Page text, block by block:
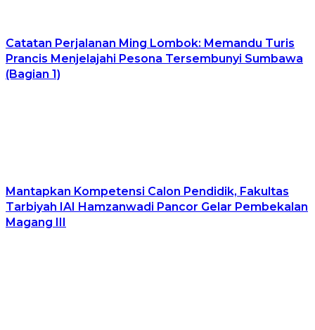
​Catatan Perjalanan Ming Lombok: Memandu Turis
Prancis Menjelajahi Pesona Tersembunyi Sumbawa
(Bagian 1)
Mantapkan Kompetensi Calon Pendidik, Fakultas
Tarbiyah IAI Hamzanwadi Pancor Gelar Pembekalan
Magang III